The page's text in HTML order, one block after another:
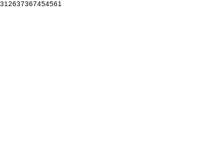
312637367454561